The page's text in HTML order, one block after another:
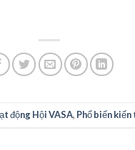
động Hội VASA, Phổ biến